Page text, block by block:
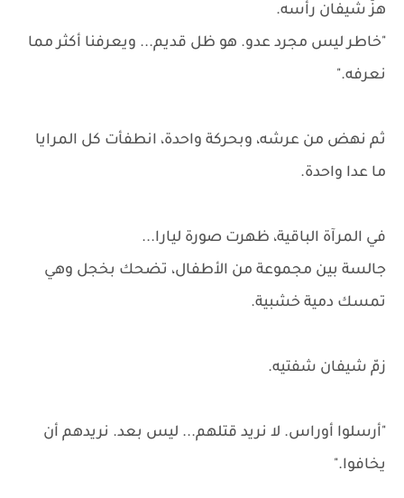
هزّ شيفان رأسه.
"خاطر ليس مجرد عدو. هو ظل قديم... ويعرفنا أكثر مما
نعرفه."
ثم نهض من عرشه، وبحركة واحدة، انطفأت كل المرايا
ما عدا واحدة.
في المرآة الباقية، ظهرت صورة ليارا...
جالسة بين مجموعة من الأطفال، تضحك بخجل وهي
تمسك دمية خشبية.
زمّ شيفان شفتيه.
"أرسلوا أوراس. لا نريد قتلهم... ليس بعد. نريدهم أن
يخافوا."